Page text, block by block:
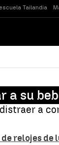
Tailandia
a su
a
relojes